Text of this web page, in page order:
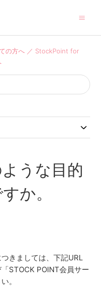
の方へ ／ StockPoint for
うな目的
か。
きましては、下記URL
STOCK POINT会員サー
。